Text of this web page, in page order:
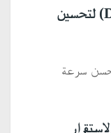
وضعية التردد المزدوج (Dual Band) لتحسين
سرعة